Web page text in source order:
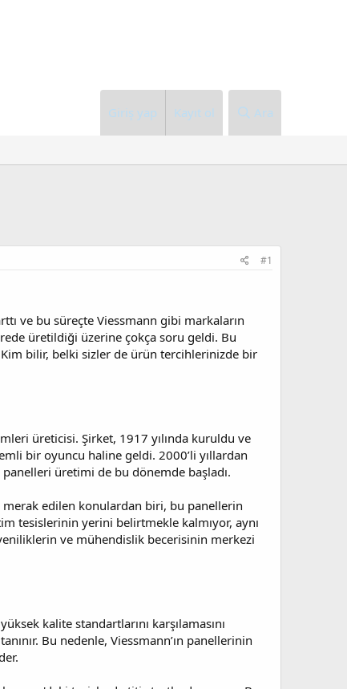
Giriş yap Kayıt ol Ara
#1
ve bu süreçte Viessmann gibi markaların
üretildiği üzerine çokça soru geldi. Bu
bilir, belki sizler de ürün tercihlerinizde bir
üreticisi. Şirket, 1917 yılında kuruldu ve
bir oyuncu haline geldi. 2000’li yıllardan
üretimi de bu dönemde başladı.
edilen konulardan biri, bu panellerin
tesislerinin yerini belirtmekle kalmıyor, aynı
ve mühendislik becerisinin merkezi
kalite standartlarını karşılamasını
Bu nedenle, Viessmann’ın panellerinin